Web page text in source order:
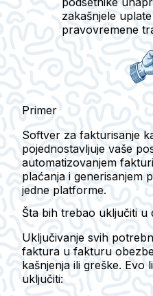
zakašnjele
pravovremene
Primer
Softver za fakturisanje
pojednostavljuje vaše
automatizovanjem
plaćanja i generisanjem
jedne platforme.
Šta bih trebao uključiti u
Uključivanje svih
faktura u fakturu
kašnjenja ili greške. Evo
uključiti: